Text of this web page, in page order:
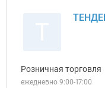
Розничная торговля
ежедневно 9:00-17:00